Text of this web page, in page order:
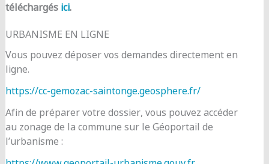
téléchargés ici.
URBANISME EN LIGNE
Vous pouvez déposer vos demandes directement en
ligne.
https://cc-gemozac-saintonge.geosphere.fr/
Afin de préparer votre dossier, vous pouvez accéder
au zonage de la commune sur le Géoportail de
l’urbanisme :